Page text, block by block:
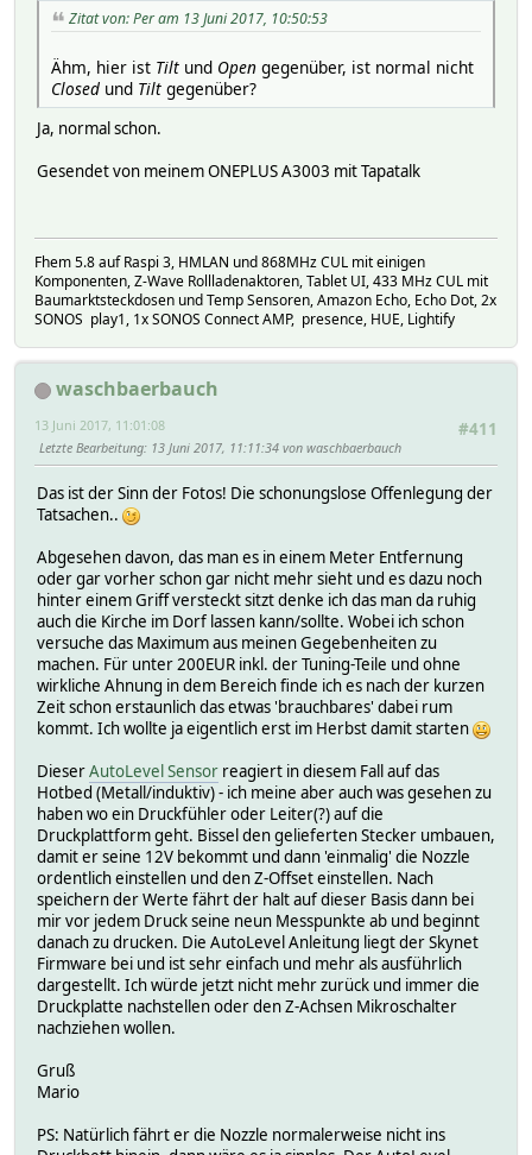
Zitat von: Per am 13 Juni 2017, 10:50:53
Ähm, hier ist Tilt und Open gegenüber, ist normal nicht
Closed und Tilt gegenüber?
Ja, normal schon.
Gesendet von meinem ONEPLUS A3003 mit Tapatalk
Fhem 5.8 auf Raspi 3, HMLAN und 868MHz CUL mit einigen
Komponenten, Z-Wave Rollladenaktoren, Tablet UI, 433 MHz CUL mit
Baumarktsteckdosen und Temp Sensoren, Amazon Echo, Echo Dot, 2x
SONOS play1, 1x SONOS Connect AMP, presence, HUE, Lightify
waschbaerbauch
#411
13 Juni 2017, 11:01:08
Letzte Bearbeitung: 13 Juni 2017, 11:11:34 von waschbaerbauch
Das ist der Sinn der Fotos! Die schonungslose Offenlegung der
Tatsachen..
Abgesehen davon, das man es in einem Meter Entfernung
oder gar vorher schon gar nicht mehr sieht und es dazu noch
hinter einem Griff versteckt sitzt denke ich das man da ruhig
auch die Kirche im Dorf lassen kann/sollte. Wobei ich schon
versuche das Maximum aus meinen Gegebenheiten zu
machen. Für unter 200EUR inkl. der Tuning-Teile und ohne
wirkliche Ahnung in dem Bereich finde ich es nach der kurzen
Zeit schon erstaunlich das etwas 'brauchbares' dabei rum
kommt. Ich wollte ja eigentlich erst im Herbst damit starten
DieserAutoLevel Sensor reagiert in diesem Fall auf das
Hotbed (Metall/induktiv) - ich meine aber auch was gesehen zu
haben wo ein Druckfühler oder Leiter(?) auf die
Druckplattform geht. Bissel den gelieferten Stecker umbauen,
damit er seine 12V bekommt und dann 'einmalig' die Nozzle
ordentlich einstellen und den Z-Offset einstellen. Nach
speichern der Werte fährt der halt auf dieser Basis dann bei
mir vor jedem Druck seine neun Messpunkte ab und beginnt
danach zu drucken. Die AutoLevel Anleitung liegt der Skynet
Firmware bei und ist sehr einfach und mehr als ausführlich
dargestellt. Ich würde jetzt nicht mehr zurück und immer die
Druckplatte nachstellen oder den Z-Achsen Mikroschalter
nachziehen wollen.
Gruß
Mario
PS: Natürlich fährt er die Nozzle normalerweise nicht ins